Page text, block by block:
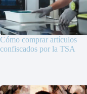
Cómo comprar artículos
confiscados por la TSA